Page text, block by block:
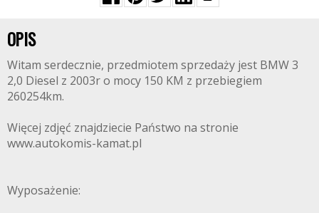
OPIS
Witam serdecznie, przedmiotem sprzedaży jest BMW 3
2,0 Diesel z 2003r o mocy 150 KM z przebiegiem
260254km.
Więcej zdjęć znajdziecie Państwo na stronie
www.autokomis-kamat.pl
Wyposażenie: